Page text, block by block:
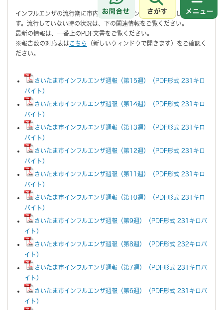
さがす
インフルエンザの流行期に市内のインフルエンザ情報を掲載していま
す。流行していない時の状況は、下の関連情報をご覧ください。
最新の情報は、一番上のPDF文書をご覧ください。
※報告数の対応表は こちら
（新しいウィンドウで開きます）をご確認く
ださい。
さいたま市インフルエンザ週報（第15週）（PDF形式 231キロ
バイト）
さいたま市インフルエンザ週報（第14週）（PDF形式 231キロ
バイト）
さいたま市インフルエンザ週報（第13週）（PDF形式 231キロ
バイト）
さいたま市インフルエンザ週報（第12週）（PDF形式 231キロ
バイト）
さいたま市インフルエンザ週報（第11週）（PDF形式 231キロ
バイト）
さいたま市インフルエンザ週報（第10週）（PDF形式 231キロ
バイト）
さいたま市インフルエンザ週報（第9週）（PDF形式 231キロバ
イト）
さいたま市インフルエンザ週報（第8週）（PDF形式 232キロバ
イト）
さいたま市インフルエンザ週報（第7週）（PDF形式 231キロバ
イト）
さいたま市インフルエンザ週報（第6週）（PDF形式 231キロバ
イト）